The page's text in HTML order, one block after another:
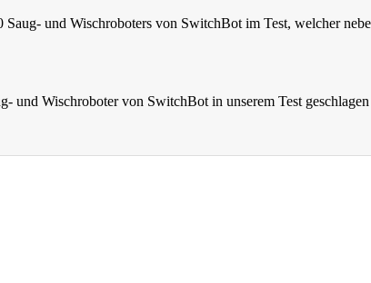
und Wischroboters von SwitchBot im Test, welcher
und Wischroboter von SwitchBot in unserem Test